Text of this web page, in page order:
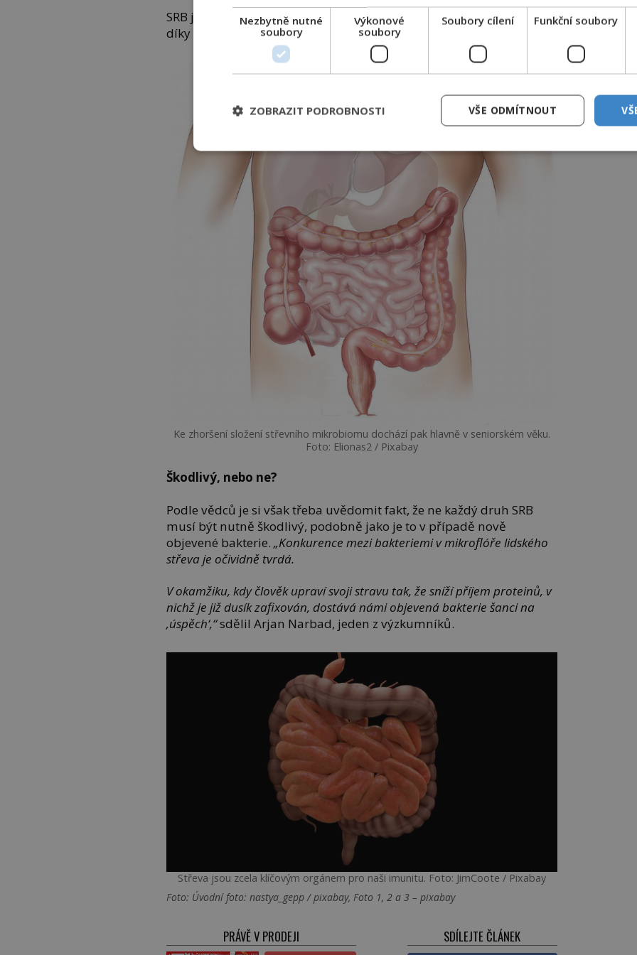
SRB jsou i tak přítomné u téměř poloviny populace. Detekovat je lze
díky produkci charakteristicky páchnoucího sirovodíku.
Ke zhoršení složení střevního mikrobiomu dochází pak hlavně v seniorském věku.
Foto: Elionas2 / Pixabay
Škodlivý, nebo ne?
Podle vědců je si však třeba uvědomit fakt, že ne každý druh SRB
musí být nutně škodlivý, podobně jako je to v případě nově
objevené bakterie.„Konkurence mezi bakteriemi v mikroflóře lidského
střeva je očividně tvrdá.
V okamžiku, kdy člověk upraví svoji stravu tak, že sníží příjem proteinů, v
nichž je již dusík zafixován, dostává námi objevená bakterie šanci na
‚úspěch‘,“sdělil Arjan Narbad, jeden z výzkumníků.
Střeva jsou zcela klíčovým orgánem pro naši imunitu. Foto: JimCoote / Pixabay
Foto: Úvodní foto: nastya_gepp / pixabay, Foto 1, 2 a 3 – pixabay
PRÁVĚ V PRODEJI SDÍLEJTE ČLÁNEK
Nezbytně nutné
soubory
Výkonové
soubory
Soubory cílení Funkční soubory
VŠE ODMÍTNOUT
ZOBRAZIT PODROBNOSTI